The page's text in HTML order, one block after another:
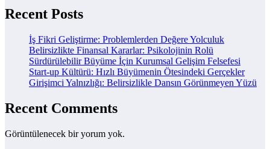
Recent Posts
İş Fikri Geliştirme: Problemlerden Değere Yolculuk
Belirsizlikte Finansal Kararlar: Psikolojinin Rolü
Sürdürülebilir Büyüme İçin Kurumsal Gelişim Felsefesi
Start-up Kültürü: Hızlı Büyümenin Ötesindeki Gerçekler
Girişimci Yalnızlığı: Belirsizlikle Dansın Görünmeyen Yüzü
Recent Comments
Görüntülenecek bir yorum yok.